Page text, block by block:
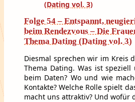
Folge 54 – Entspannt,
beim Rendezvous – Die
Thema Dating (Dating vol. 3)
Diesmal sprechen wir im Kreis
Thema Dating. Was ist
beim Daten? Wo und wie
Kontakte? Welche Rolle spielt
macht uns attraktiv? Und wofür